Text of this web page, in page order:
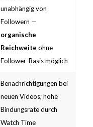
unabhängig von
Followern —
organische
Reichweite ohne
Follower-Basis möglich
Benachrichtigungen bei
neuen Videos; hohe
Bindungsrate durch
Watch Time